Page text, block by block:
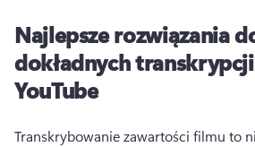
Najlepsze rozwiązania
dokładnych
YouTube
Transkrybowanie zawartości filmu to